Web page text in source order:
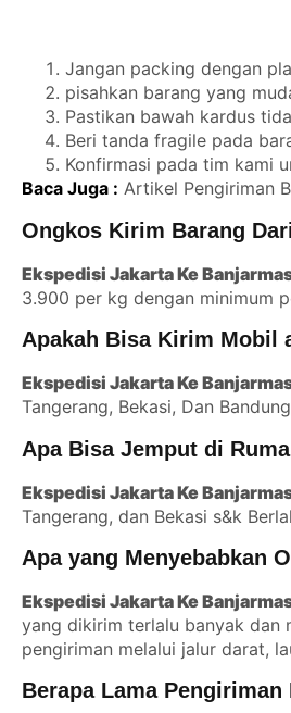
Jangan packing dengan
pisahkan barang yang
Pastikan bawah kardus
Beri tanda fragile pada
Konfirmasi pada tim kami
Baca Juga : Artikel Pengiriman
Ongkos Kirim Barang
Ekspedisi Jakarta Ke
3.900 per kg dengan minimum
Apakah Bisa Kirim Mobil
Ekspedisi Jakarta Ke
Tangerang, Bekasi, Dan
Apa Bisa Jemput di
Ekspedisi Jakarta Ke
Tangerang, dan Bekasi s&k
Apa yang Menyebabkan
Ekspedisi Jakarta Ke
yang dikirim terlalu banyak dan
pengiriman melalui jalur darat,
Berapa Lama